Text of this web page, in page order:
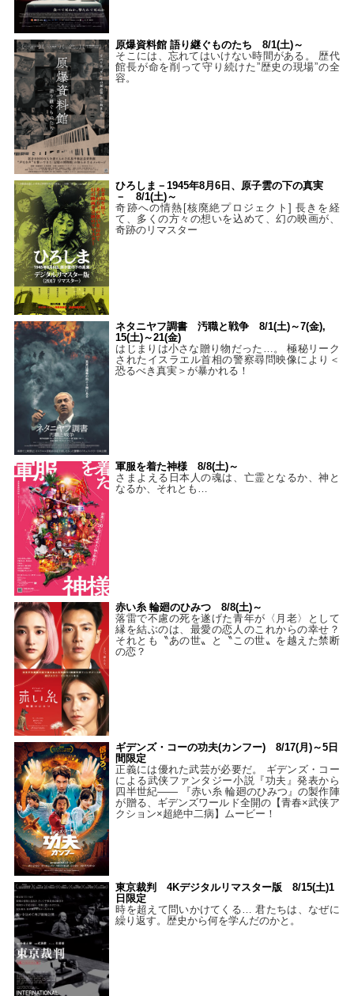
原爆資料館 語り継ぐものたち 8/1(土)～
そこには、忘れてはいけない時間がある。 歴代
館長が命を削って守り続けた”歴史の現場”の全
容。
ひろしま－1945年8月6日、原子雲の下の真実
－ 8/1(土)～
奇跡への情熱[核廃絶プロジェクト] 長きを経
て、多くの方々の想いを込めて、幻の映画が、
奇跡のリマスター
ネタニヤフ調書 汚職と戦争 8/1(土)～7(金),
15(土)～21(金)
はじまりは小さな贈り物だった…。 極秘リーク
されたイスラエル首相の警察尋問映像により＜
恐るべき真実＞が暴かれる！
軍服を着た神様 8/8(土)～
さまよえる日本人の魂は、亡霊となるか、神と
なるか、それとも…
赤い糸 輪廻のひみつ 8/8(土)～
落雷で不慮の死を遂げた青年が〈月老〉として
縁を結ぶのは、最愛の恋人のこれからの幸せ？
それとも〝あの世〟と〝この世〟を越えた禁断
の恋？
ギデンズ・コーの功夫(カンフー) 8/17(月)～5日
間限定
正義には優れた武芸が必要だ。 ギデンズ・コー
による武侠ファンタジー小説『功夫』発表から
四半世紀―― 『赤い糸 輪廻のひみつ』の製作陣
が贈る、ギデンズワールド全開の【青春×武侠ア
クション×超絶中二病】ムービー！
東京裁判 4Kデジタルリマスター版 8/15(土)1
日限定
時を超えて問いかけてくる… 君たちは、なぜに
繰り返す。歴史から何を学んだのかと。